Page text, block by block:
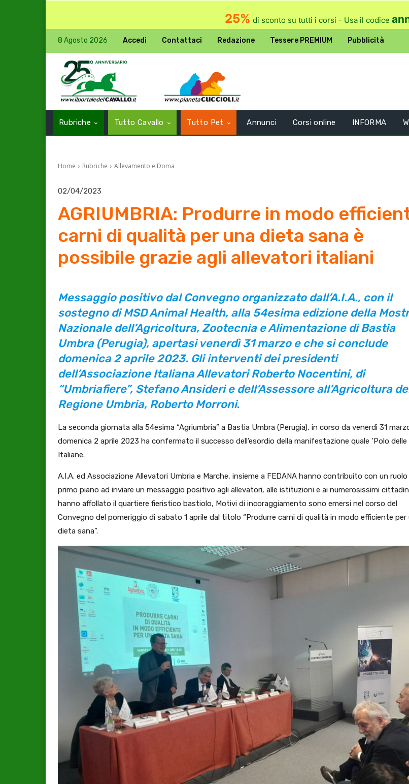
25% di sconto su tutti i corsi - Usa il codice
8 Agosto 2026 Accedi Contattaci Redazione Tessere PREMIUM Pubblicità
Rubriche Tutto Cavallo Tutto Pet Annunci Corsi online INFORMA
Home Rubriche Allevamento e Doma
02/04/2023
AGRIUMBRIA: Produrre in modo
carni di qualità per una dieta sana è
possibile grazie agli allevatori italiani
Messaggio positivo dal Convegno organizzato dall’A.I.A., con il
sostegno di MSD Animal Health, alla 54esima edizione della
Nazionale dell’Agricoltura, Zootecnia e Alimentazione di Bastia
Umbra (Perugia), apertasi venerdì 31 marzo e che si conclude
domenica 2 aprile 2023. Gli interventi dei presidenti
dell’Associazione Italiana Allevatori Roberto Nocentini, di
“Umbriafiere”, Stefano Ansideri e dell’Assessore all’Agricoltura
Regione Umbria, Roberto Morroni.
La seconda giornata alla 54esima “Agriumbria” a Bastia Umbra (Perugia), in corso da venerdì 31
domenica 2 aprile 2023 ha confermato il successo dell’esordio della manifestazione quale ‘Polo delle
Italiane.
A.I.A. ed Associazione Allevatori Umbria e Marche, insieme a FEDANA hanno contribuito con un ruolo
primo piano ad inviare un messaggio positivo agli allevatori, alle istituzioni e ai numerosissimi
hanno affollato il quartiere fieristico bastiolo, Motivi di incoraggiamento sono emersi nel corso del
Convegno del pomeriggio di sabato 1 aprile dal titolo “Produrre carni di qualità in modo efficiente per
dieta sana”.